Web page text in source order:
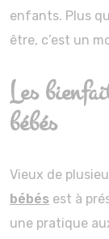
enfants. Plus
être, c’est un
Les
bébés
Vieux de
bébés est à
une pratique